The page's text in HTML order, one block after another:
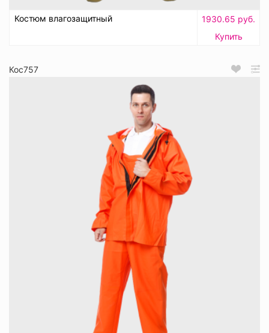
Костюм влагозащитный
1930.65 руб.
Купить
Кос757